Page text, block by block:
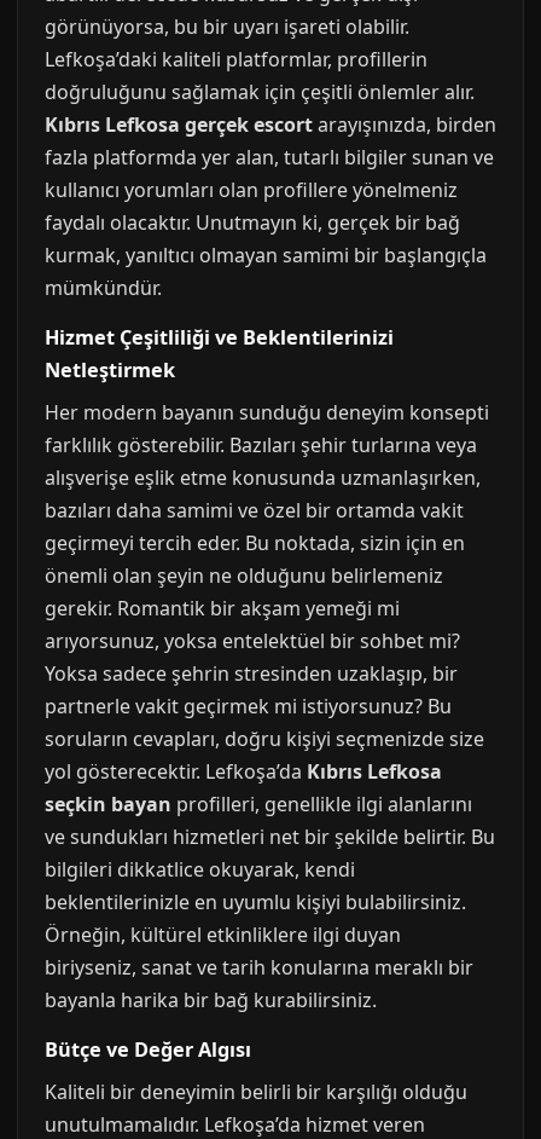
görünüyorsa, bu bir uyarı işareti olabilir.
Lefkoşa’daki kaliteli platformlar, profillerin
doğruluğunu sağlamak için çeşitli önlemler alır.
Kıbrıs Lefkosa gerçek escortarayışınızda, birden
fazla platformda yer alan, tutarlı bilgiler sunan ve
kullanıcı yorumları olan profillere yönelmeniz
faydalı olacaktır. Unutmayın ki, gerçek bir bağ
kurmak, yanıltıcı olmayan samimi bir başlangıçla
mümkündür.
Hizmet Çeşitliliği ve Beklentilerinizi
Netleştirmek
Her modern bayanın sunduğu deneyim konsepti
farklılık gösterebilir. Bazıları şehir turlarına veya
alışverişe eşlik etme konusunda uzmanlaşırken,
bazıları daha samimi ve özel bir ortamda vakit
geçirmeyi tercih eder. Bu noktada, sizin için en
önemli olan şeyin ne olduğunu belirlemeniz
gerekir. Romantik bir akşam yemeği mi
arıyorsunuz, yoksa entelektüel bir sohbet mi?
Yoksa sadece şehrin stresinden uzaklaşıp, bir
partnerle vakit geçirmek mi istiyorsunuz? Bu
soruların cevapları, doğru kişiyi seçmenizde size
yol gösterecektir. Lefkoşa’da Kıbrıs Lefkosa
seçkin bayan profilleri, genellikle ilgi alanlarını
ve sundukları hizmetleri net bir şekilde belirtir. Bu
bilgileri dikkatlice okuyarak, kendi
beklentilerinizle en uyumlu kişiyi bulabilirsiniz.
Örneğin, kültürel etkinliklere ilgi duyan
biriyseniz, sanat ve tarih konularına meraklı bir
bayanla harika bir bağ kurabilirsiniz.
Bütçe ve Değer Algısı
Kaliteli bir deneyimin belirli bir karşılığı olduğu
unutulmamalıdır. Lefkoşa’da hizmet veren